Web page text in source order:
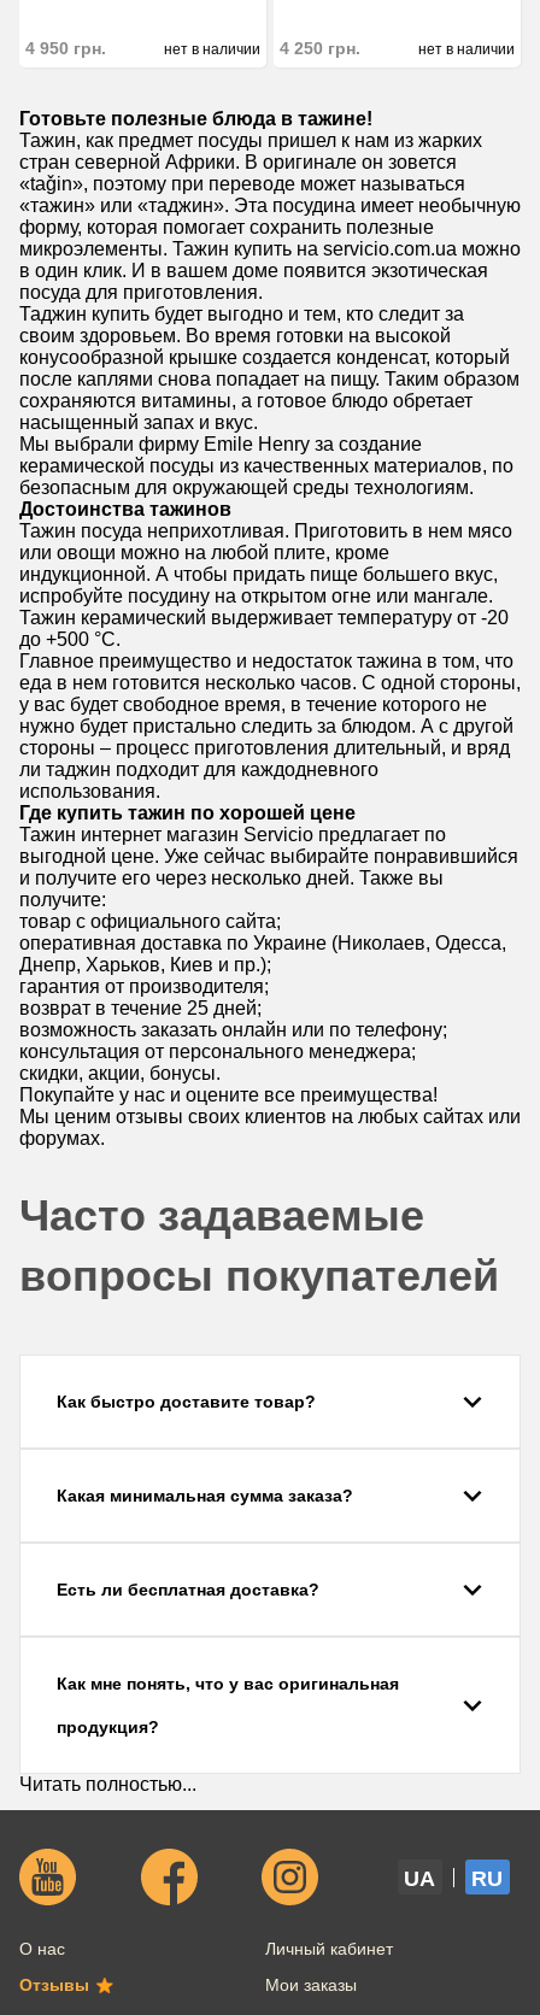
4 950 грн. нет в наличии 4 250 грн. нет в наличии
Готовьте полезные блюда в тажине!
Тажин, как предмет посуды пришел к нам из жарких
стран северной Африки. В оригинале он зовется
«taǧin», поэтому при переводе может называться
«тажин» или «таджин». Эта посудина имеет необычную
форму, которая помогает сохранить полезные
микроэлементы. Тажин купить на servicio.com.ua можно
в один клик. И в вашем доме появится экзотическая
посуда для приготовления.
Таджин купить будет выгодно и тем, кто следит за
своим здоровьем. Во время готовки на высокой
конусообразной крышке создается конденсат, который
после каплями снова попадает на пищу. Таким образом
сохраняются витамины, а готовое блюдо обретает
насыщенный запах и вкус.
Мы выбрали фирму Emile Henry за создание
керамической посуды из качественных материалов, по
безопасным для окружающей среды технологиям.
Достоинства тажинов
Тажин посуда неприхотливая. Приготовить в нем мясо
или овощи можно на любой плите, кроме
индукционной. А чтобы придать пище большего вкус,
испробуйте посудину на открытом огне или мангале.
Тажин керамический выдерживает температуру от -20
до +500 °C.
Главное преимущество и недостаток тажина в том, что
еда в нем готовится несколько часов. С одной стороны,
у вас будет свободное время, в течение которого не
нужно будет пристально следить за блюдом. А с другой
стороны – процесс приготовления длительный, и вряд
ли таджин подходит для каждодневного
использования.
Где купить тажин по хорошей цене
Тажин интернет магазин Servicio предлагает по
выгодной цене. Уже сейчас выбирайте понравившийся
и получите его через несколько дней. Также вы
получите:
товар с официального сайта;
оперативная доставка по Украине (Николаев, Одесса,
Днепр, Харьков, Киев и пр.);
гарантия от производителя;
возврат в течение 25 дней;
возможность заказать онлайн или по телефону;
консультация от персонального менеджера;
скидки, акции, бонусы.
Покупайте у нас и оцените все преимущества!
Мы ценим отзывы своих клиентов на любых сайтах или
форумах.
Часто задаваемые
вопросы покупателей
Как быстро доставите товар?
Какая минимальная сумма заказа?
Есть ли бесплатная доставка?
Как мне понять, что у вас оригинальная
продукция?
Читать полностью...
UA RU
О нас
Отзывы
Личный кабинет
Мои заказы